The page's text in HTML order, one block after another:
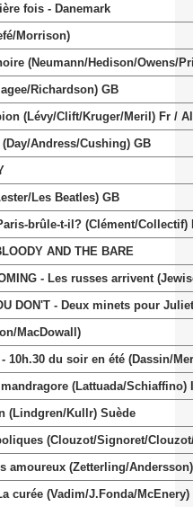
fois - Danemark
Morrison)
(Neumann/Hedison/Owens/
Richardson) GB
(Lévy/Clift/Kruger/Meril) Fr /
Andress/Cushing) GB
Les Beatles) GB
brûle-t-il? (Clément/Collectif)
AND THE BARE
- Les russes arrivent
DON'T - Deux minets pour
MacDowall)
- 10h.30 du soir en été (Dassin/
mandragore (Lattuada/Schiaffino)
(Lindgren/Kullr) Suède
(Clouzot/Signoret/
amoureux (Zetterling/
curée (Vadim/J.Fonda/